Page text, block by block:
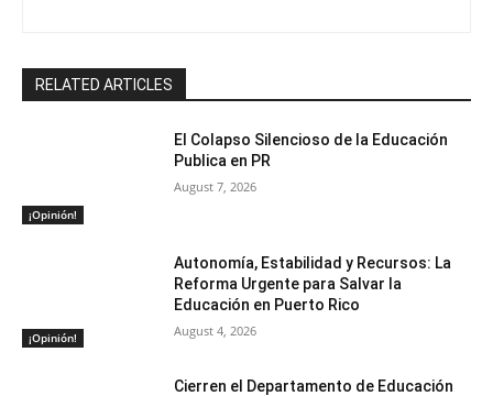
RELATED ARTICLES
¡Opinión!
El Colapso Silencioso de la Educación
Publica en PR
August 7, 2026
¡Opinión!
Autonomía, Estabilidad y Recursos: La
Reforma Urgente para Salvar la
Educación en Puerto Rico
August 4, 2026
Cierren el Departamento de Educación